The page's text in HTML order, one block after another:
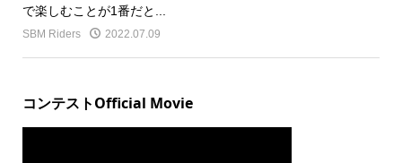
で楽しむことが1番だと...
SBM Riders 2022.07.09
コンテストOfficial Movie